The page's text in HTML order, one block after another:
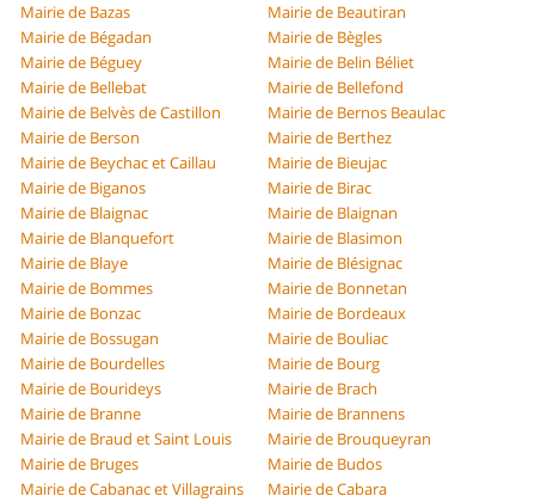
Mairie de Bazas
Mairie de Beautiran
Mairie de Bégadan
Mairie de Bègles
Mairie de Béguey
Mairie de Belin Béliet
Mairie de Bellebat
Mairie de Bellefond
Mairie de Belvès de Castillon
Mairie de Bernos Beaulac
Mairie de Berson
Mairie de Berthez
Mairie de Beychac et Caillau
Mairie de Bieujac
Mairie de Biganos
Mairie de Birac
Mairie de Blaignac
Mairie de Blaignan
Mairie de Blanquefort
Mairie de Blasimon
Mairie de Blaye
Mairie de Blésignac
Mairie de Bommes
Mairie de Bonnetan
Mairie de Bonzac
Mairie de Bordeaux
Mairie de Bossugan
Mairie de Bouliac
Mairie de Bourdelles
Mairie de Bourg
Mairie de Bourideys
Mairie de Brach
Mairie de Branne
Mairie de Brannens
Mairie de Braud et Saint Louis
Mairie de Brouqueyran
Mairie de Bruges
Mairie de Budos
Mairie de Cabanac et Villagrains
Mairie de Cabara